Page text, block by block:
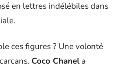
en lettres indélébiles dans
ces figures ? Une volonté
Coco Chanela